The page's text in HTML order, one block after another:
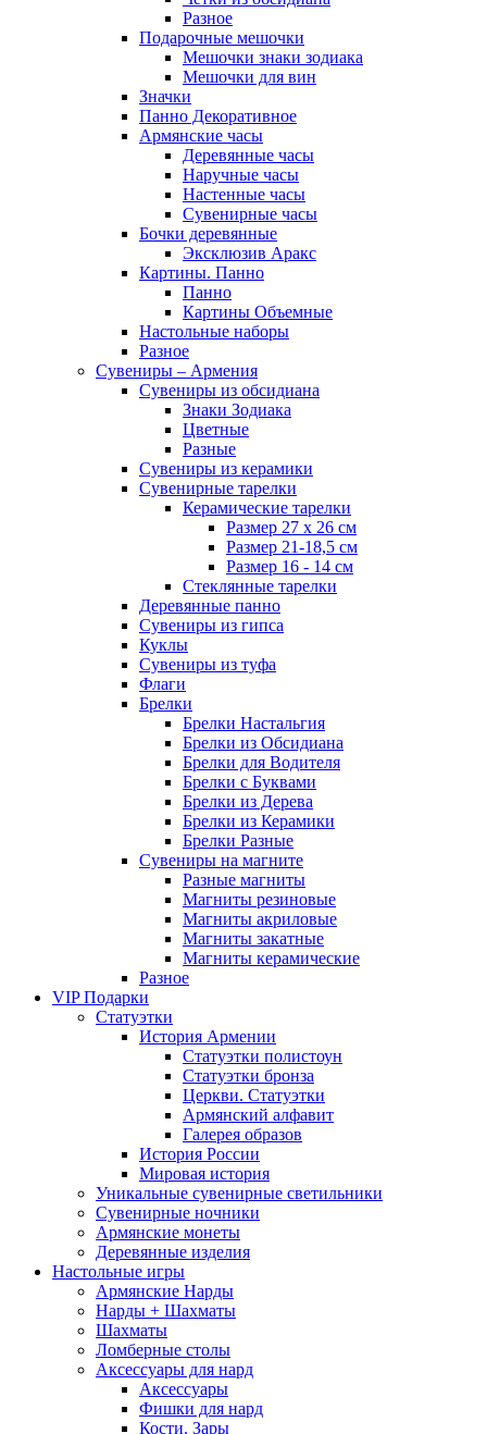
Разное
Подарочные мешочки
Мешочки знаки зодиака
Мешочки для вин
Значки
Панно Декоративное
Армянские часы
Деревянные часы
Наручные часы
Настенные часы
Сувенирные часы
Бочки деревянные
Эксклюзив Аракс
Картины. Панно
Панно
Картины Объемные
Настольные наборы
Разное
Сувениры – Армения
Сувениры из обсидиана
Знаки Зодиака
Цветные
Разные
Сувениры из керамики
Сувенирные тарелки
Керамические тарелки
Размер 27 х 26 см
Размер 21-18,5 см
Размер 16 - 14 см
Стеклянные тарелки
Деревянные панно
Сувениры из гипса
Куклы
Сувениры из туфа
Флаги
Брелки
Брелки Настальгия
Брелки из Обсидиана
Брелки для Водителя
Брелки с Буквами
Брелки из Дерева
Брелки из Керамики
Брелки Разные
Сувениры на магните
Разные магниты
Магниты резиновые
Магниты акриловые
Магниты закатные
Магниты керамические
Разное
VIP Подарки
Статуэтки
История Армении
Статуэтки полистоун
Статуэтки бронза
Церкви. Статуэтки
Армянский алфавит
Галерея образов
История России
Мировая история
Уникальные сувенирные светильники
Сувенирные ночники
Армянские монеты
Деревянные изделия
Настольные игры
Армянские Нарды
Нарды + Шахматы
Шахматы
Ломберные столы
Аксессуары для нард
Аксессуары
Фишки для нард
Кости. Зары